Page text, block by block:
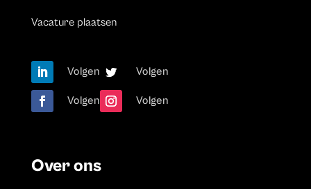
Vacature plaatsen
Volgen Volgen
Volgen Volgen
Over ons